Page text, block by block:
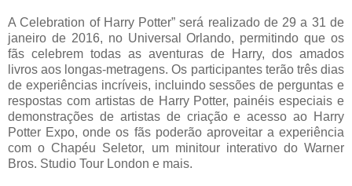
A Celebration of Harry Potter” será realizado de 29 a 31 de
janeiro de 2016, no Universal Orlando, permitindo que os
fãs celebrem todas as aventuras de Harry, dos amados
livros aos longas-metragens. Os participantes terão três dias
de experiências incríveis, incluindo sessões de perguntas e
respostas com artistas de Harry Potter, painéis especiais e
demonstrações de artistas de criação e acesso ao Harry
Potter Expo, onde os fãs poderão aproveitar a experiência
com o Chapéu Seletor, um minitour interativo do Warner
Bros. Studio Tour London e mais.